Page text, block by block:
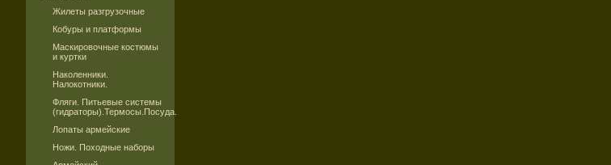
Жилеты разгрузочные
Кобуры и платформы
Маскировочные костюмы
и куртки
Наколенники.
Налокотники.
Фляги. Питьевые системы
(гидраторы).Термосы.Посуда.
Лопаты армейские
Ножи. Походные наборы